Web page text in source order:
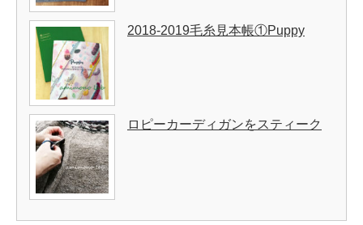
2018-2019毛糸見本帳①Puppy
ロピーカーディガンをスティーク